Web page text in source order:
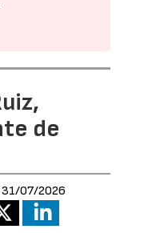
de
31/07/2026